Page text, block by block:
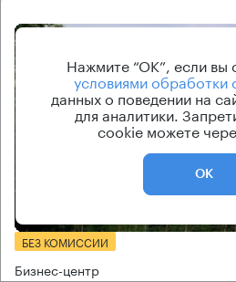
БЕЗ КОМИССИИ
Бизнес-центр
Нажмите “ОК”, если вы
условиями обработки
данных о поведении на
для аналитики.
cookie можете
ОК